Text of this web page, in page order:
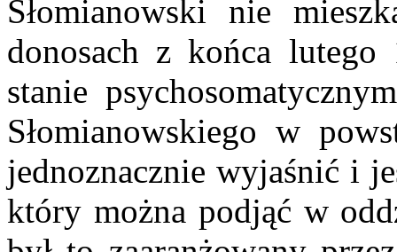
Słomianowski nie
donosach z końca
stanie
Słomianowskiego w
jednoznacznie wyjaśnić i
który można podjąć w